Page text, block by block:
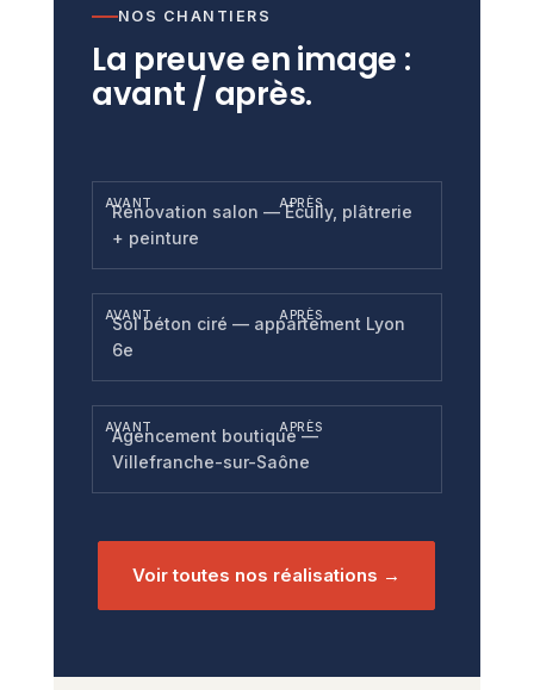
NOS CHANTIERS
La preuve en image :
avant / après.
AVANT APRÈS
Rénovation salon — Écully, plâtrerie
+ peinture
AVANT APRÈS
Sol béton ciré — appartement Lyon
6e
AVANT APRÈS
Agencement boutique —
Villefranche-sur-Saône
Voir toutes nos réalisations →